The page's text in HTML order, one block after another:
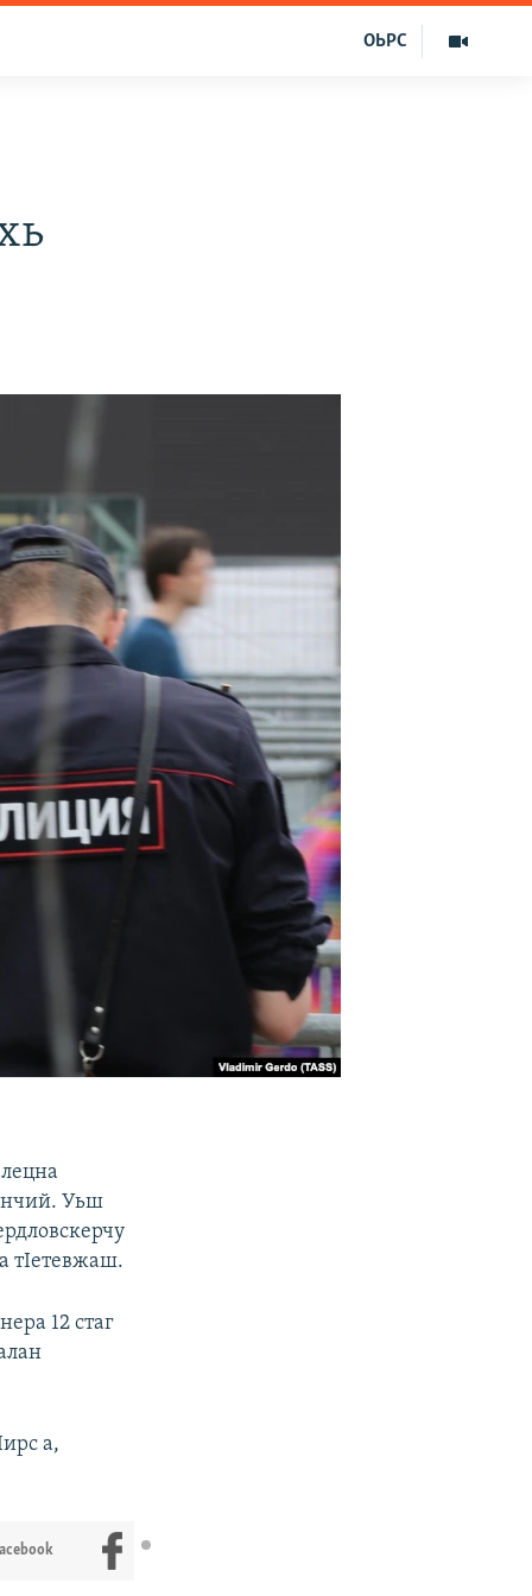
ОЬРС
Уьш
тIетевжаш.
12 стаг
а,